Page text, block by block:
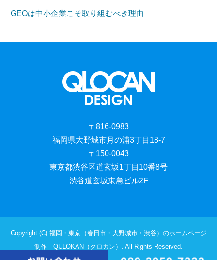
GEOは中小企業こそ取り組むべき理由
〒816-0983
福岡県大野城市月の浦3丁目18-7
〒150-0043
東京都渋谷区道玄坂1丁目10番8号
渋谷道玄坂東急ビル2F
Copyright (C) 福岡・東京（春日市・大野城市・渋谷）のホームページ
制作｜QULOKAN（クロカン）. All Rights Reserved.